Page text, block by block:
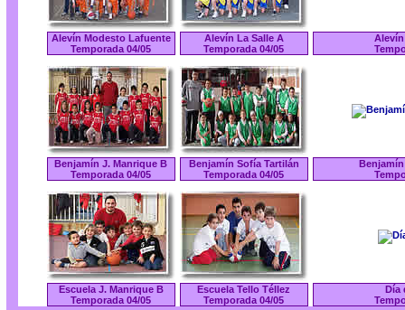
Alevín Modesto Lafuente
Temporada 04/05
Alevín La Salle A
Temporada 04/05
Alevín
Benjamín J. Manrique B
Temporada 04/05
Benjamín Sofía Tartilán
Temporada 04/05
Escuela J. Manrique B
Temporada 04/05
Escuela Tello Téllez
Temporada 04/05
Día